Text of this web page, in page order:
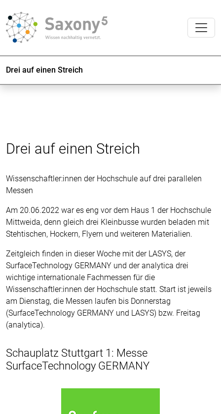
Drei auf einen Streich
Drei auf einen Streich
Wissenschaftler:innen der Hochschule auf drei parallelen
Messen
Am 20.06.2022 war es eng vor dem Haus 1 der Hochschule
Mittweida, denn gleich drei Kleinbusse wurden beladen mit
Stehtischen, Hockern, Flyern und weiteren Materialien.
Zeitgleich finden in dieser Woche mit der LASYS, der
SurfaceTechnology GERMANY und der analytica drei
wichtige internationale Fachmessen für die
Wissenschaftler:innen der Hochschule statt. Start ist jeweils
am Dienstag, die Messen laufen bis Donnerstag
(SurfaceTechnology GERMANY und LASYS) bzw. Freitag
(analytica).
Schauplatz Stuttgart 1: Messe
SurfaceTechnology GERMANY